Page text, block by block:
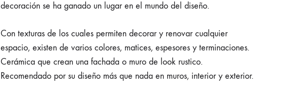
decoración se ha ganado un lugar en el mundo del diseño.
Con texturas de los cuales permiten decorar y renovar cualquier
espacio, existen de varios colores, matices, espesores y terminaciones.
Cerámica que crean una fachada o muro de look rustico.
Recomendado por su diseño más que nada en muros, interior y exterior.